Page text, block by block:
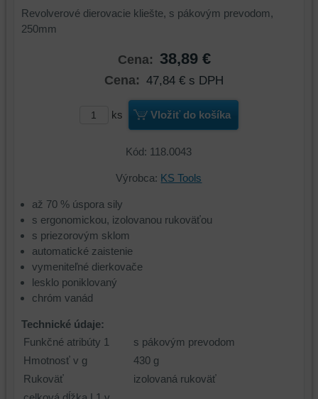
Revolverové dierovacie kliešte, s pákovým prevodom,
250mm
Cena: 38,89 €
Cena: 47,84 € s DPH
ks Vložiť do košíka
Kód: 118.0043
Výrobca: KS Tools
až 70 % úspora sily
s ergonomickou, izolovanou rukoväťou
s priezorovým sklom
automatické zaistenie
vymeniteľné dierkovače
lesklo poniklovaný
chróm vanád
Technické údaje:
Funkčné atribúty 1
s pákovým prevodom
Hmotnosť v g
430 g
Rukoväť
izolovaná rukoväť